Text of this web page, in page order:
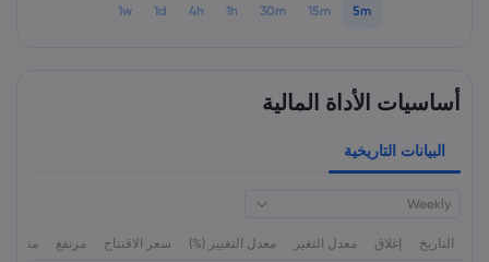
5m
15m
30m
1h
4h
1d
1w
أساسيات الأداة المالية
البيانات التاريخية
Weekly
التاريخ إغلاق معدل التغير معدل التغيير (%) سعر الاقتتاح مرتفع